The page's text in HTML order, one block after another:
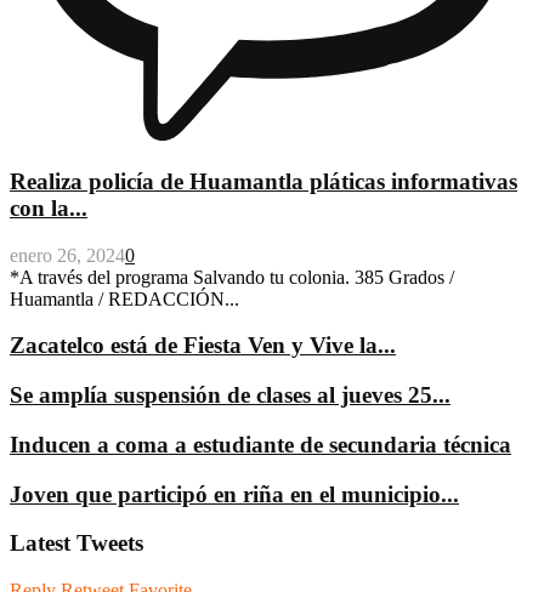
Realiza policía de Huamantla pláticas informativas
con la...
enero 26, 20240
*A través del programa Salvando tu colonia. 385 Grados /
Huamantla / REDACCIÓN...
Zacatelco está de Fiesta Ven y Vive la...
Se amplía suspensión de clases al jueves 25...
Inducen a coma a estudiante de secundaria técnica
Joven que participó en riña en el municipio...
Latest Tweets